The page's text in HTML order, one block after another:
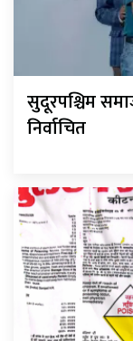
सुदूरपश्चिम
निर्वाचित